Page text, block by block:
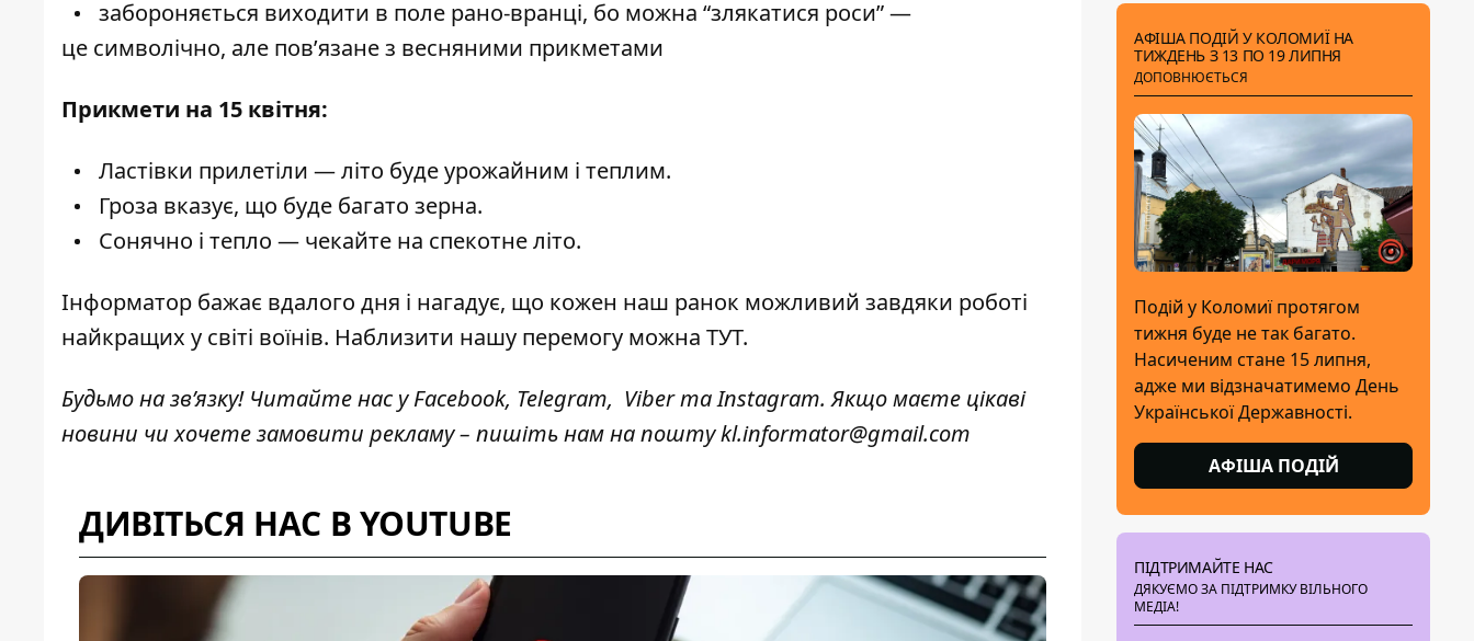
забороняється виходити в поле рано-вранці, бо можна “злякатися роси” —
це символічно, але пов’язане з весняними прикметами
Прикмети на 15 квітня:
Ластівки прилетіли — літо буде урожайним і теплим.
Гроза вказує, що буде багато зерна.
Сонячно і тепло — чекайте на спекотне літо.
Інформатор бажає вдалого дня і нагадує, що кожен наш ранок можливий завдяки роботі
найкращих у світі воїнів. Наблизити нашу перемогу можна ТУТ.
Будьмо на зв’язку! Читайте нас уFacebook, Telegram, ViberтаInstagram. Якщо маєте цікаві
новини чи хочете замовити рекламу – пишіть нам на поштуkl.informator@gmail.com
ДИВІТЬСЯ НАС В YOUTUBE
АФІША ПОДІЙ У КОЛОМИЇ НА
ТИЖДЕНЬ З 13 ПО 19 ЛИПНЯ
ДОПОВНЮЄТЬСЯ
Подій у Коломиї протягом
тижня буде не так багато.
Насиченим стане 15 липня,
адже ми відзначатимемо День
Української Державності.
АФІША ПОДІЙ
ПІДТРИМАЙТЕ НАС
ДЯКУЄМО ЗА ПІДТРИМКУ ВІЛЬНОГО
МЕДІА!